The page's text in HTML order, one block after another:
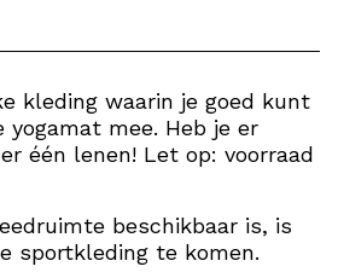
kleding waarin je goed kunt
yogamat mee. Heb je er
één lenen! Let op: voorraad
beschikbaar is, is
sportkleding te komen.